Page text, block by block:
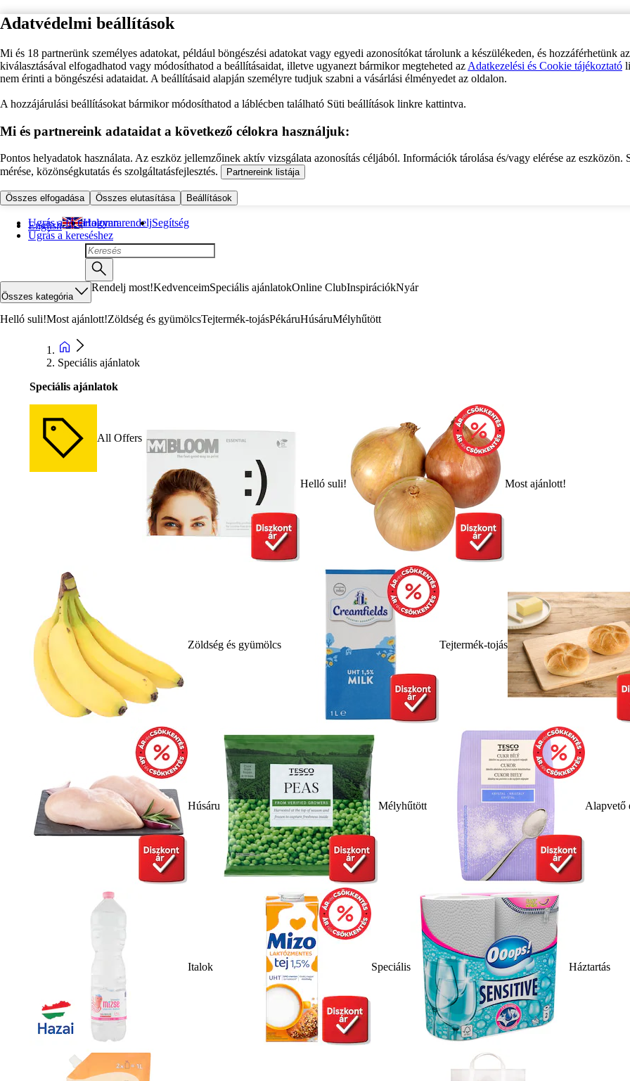
Adatvédelmi beállítások
Mi és 18 partnerünk személyes adatokat, például böngészési adatokat vagy egyedi azonosítókat tárolunk a készülékeden, és hozzáférhetünk
kiválasztásával elfogadhatod vagy módosíthatod a beállításaidat, illetve ugyanezt bármikor megteheted az Adatkezelési és Cookie tájékoztató
nem érinti a böngészési adataidat. A beállításaid alapján személyre tudjuk szabni a vásárlási élményedet az oldalon.
A hozzájárulási beállításokat bármikor módosíthatod a láblécben található Süti beállítások linkre kattintva.
Mi és partnereink adataidat a következő célokra használjuk:
Pontos helyadatok használata. Az eszköz jellemzőinek aktív vizsgálata azonosítás céljából. Információk tárolása és/vagy elérése az eszközön.
mérése, közönségkutatás és szolgáltatásfejlesztés.
Partnereink listája
Összes elfogadása Összes elutasítása Beállítások
Ugrás a fő tartalomra
Ugrás a kereséshez
English Hogyan rendeljSegítség
Összes kategória
Rendelj most!KedvenceimSpeciális ajánlatokOnline ClubInspirációkNyár
Helló suli!Most ajánlott!Zöldség és gyümölcsTejtermék-tojásPékáruHúsáruMélyhűtött
Speciális ajánlatok
Speciális ajánlatok
All Offers
Helló suli! Most ajánlott!
Zöldség és gyümölcs Tejtermék-tojás
Húsáru Mélyhűtött Alapvető
Italok Speciális Háztartás